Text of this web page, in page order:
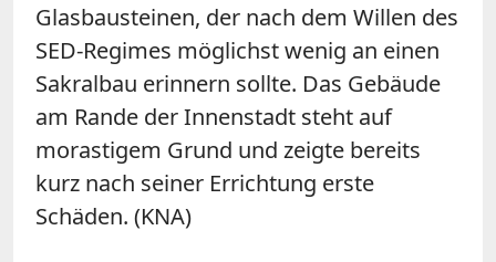
Glasbausteinen, der nach dem Willen des
SED-Regimes möglichst wenig an einen
Sakralbau erinnern sollte. Das Gebäude
am Rande der Innenstadt steht auf
morastigem Grund und zeigte bereits
kurz nach seiner Errichtung erste
Schäden. (KNA)